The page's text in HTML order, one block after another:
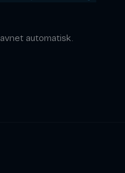
automatisk.